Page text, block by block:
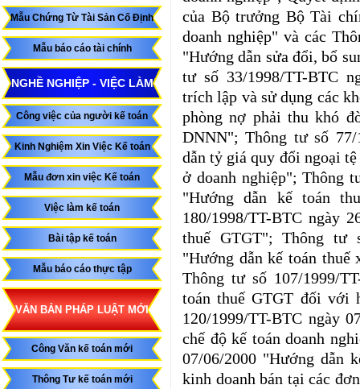
Mẫu Chứng Từ Tài Sản Cố Định
Mẫu báo cáo tài chính
NGHỀ NGHIỆP - VIỆC LÀM
Công việc của người kế toán
Kinh Nghiệm Xin Việc Kế toán
Mẫu đơn xin việc Kế toán
Việc làm kế toán
Bài tập kế toán
Mẫu báo cáo thực tập
VĂN BẢN PHÁP LUẬT MỚI
Công Văn kế toán mới
Thông Tư kế toán mới
của Bộ trưởng Bộ Tài
doanh nghiệp" và các
"Hướng dẫn sửa đổi, bổ
tư số 33/1998/TT-BTC
trích lập và sử dụng các
phòng nợ phải thu khó
DNNN"; Thông tư số 77/
dẫn tỷ giá quy đổi ngoại
ở doanh nghiệp"; Thông
"Hướng dẫn kế toán
180/1998/TT-BTC ngày
thuế GTGT"; Thông tư
"Hướng dẫn kế toán thuế
Thông tư số 107/1999/
toán thuế GTGT đối với
120/1999/TT-BTC ngày
chế độ kế toán doanh
07/06/2000 "Hướng dẫn
kinh doanh bán tại các